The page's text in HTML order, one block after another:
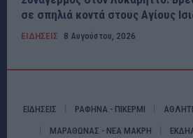
σε σπηλιά κοντά στους Αγίους
ΕΙΔΗΣΕΙΣ 8 Αυγούστου, 2026
ΕΙΔΗΣΕΙΣ ΡΑΦΗΝΑ - ΠΙΚΕΡΜΙ
ΜΑΡΑΘΩΝΑΣ - ΝΕΑ ΜΑΚΡΗ